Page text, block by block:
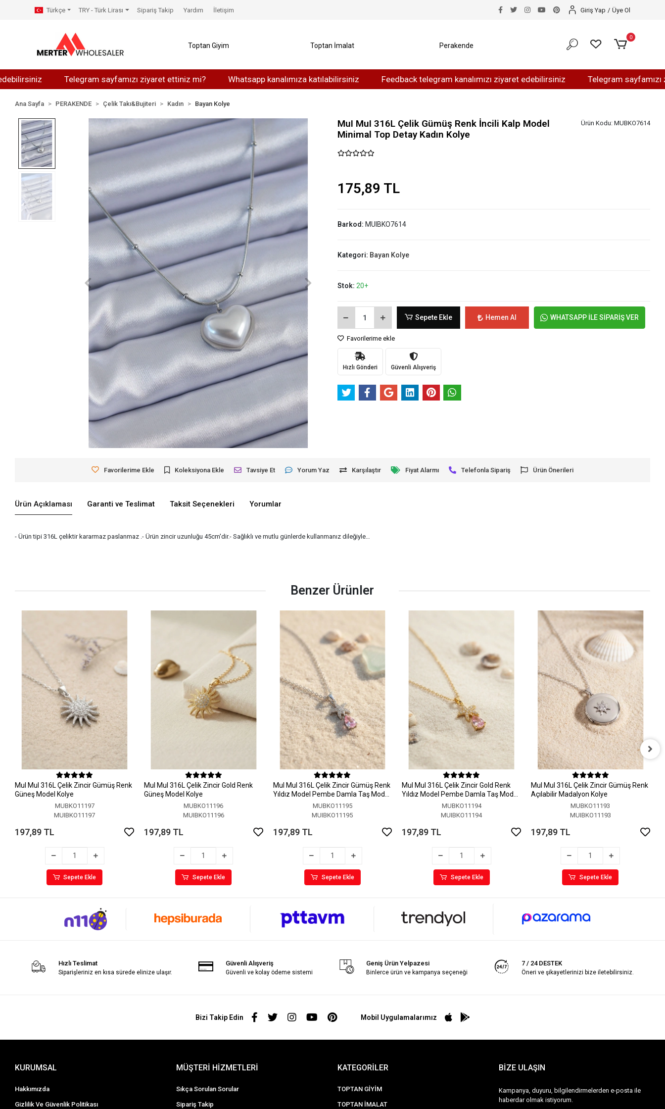
Telegram sayfamızı ziyaret ettiniz mi? Whatsapp kanalımıza katılabilirsiniz Feedback telegram kanalımızı ziyaret edebilirsiniz Telegram sayfamızı ziyaret
Türkçe TRY - Türk Lirası Sipariş Takip Yardım İletişim Giriş Yap / Üye Ol
Toptan Giyim Toptan İmalat Perakende
0
Ana Sayfa PERAKENDE Çelik Takı&Bujiteri Kadın Bayan Kolye
MuI MuI 316L Çelik Gümüş Renk İncili Kalp Model
Minimal Top Detay Kadın Kolye
Ürün Kodu: MUBKO7614
175,89 TL
Barkod: MUIBKO7614
Kategori: Bayan Kolye
Stok: 20+
Sepete Ekle Hemen Al WHATSAPP İLE SİPARİŞ VER
Favorilerime ekle
Hızlı Gönderi Güvenli Alışveriş
Favorilerime Ekle Koleksiyona Ekle Tavsiye Et Yorum Yaz Karşılaştır Fiyat Alarmı Telefonla Sipariş Ürün Önerileri
Ürün Açıklaması Garanti ve Teslimat Taksit Seçenekleri Yorumlar
- Ürün tipi 316L çeliktir kararmaz paslanmaz .- Ürün zincir uzunluğu 45cm'dir.- Sağlıklı ve mutlu günlerde kullanmanız dileğiyle…
Benzer Ürünler
MuI MuI 316L Çelik Zincir Gümüş Renk
Güneş Model Kolye
MUBKO11197
MUIBKO11197
197,89 TL
Sepete Ekle
MuI MuI 316L Çelik Zincir Gold Renk
Güneş Model Kolye
MUBKO11196
MUIBKO11196
197,89 TL
Sepete Ekle
MuI MuI 316L Çelik Zincir Gümüş Renk
Yıldız Model Pembe Damla Taş Model
MUBKO11195
MUIBKO11195
197,89 TL
Sepete Ekle
MuI MuI 316L Çelik Zincir Gold Renk
Yıldız Model Pembe Damla Taş Model
MUBKO11194
MUIBKO11194
197,89 TL
Sepete Ekle
MuI MuI 316L Çelik Zincir Gümüş Renk
Açılabilir Madalyon Kolye
MUBKO11193
MUIBKO11193
197,89 TL
Sepete Ekle
Hızlı Teslimat
Siparişleriniz en kısa sürede elinize ulaşır.
Güvenli Alışveriş
Güvenli ve kolay ödeme sistemi
Geniş Ürün Yelpazesi
Binlerce ürün ve kampanya seçeneği
7 / 24 DESTEK
Öneri ve şikayetlerinizi bize iletebilirsiniz.
Bizi Takip Edin Mobil Uygulamalarımız
KURUMSAL
Hakkımızda
Gizlilik Ve Güvenlik Politikası
MÜŞTERİ HİZMETLERİ
Sıkça Sorulan Sorular
Sipariş Takip
KATEGORİLER
TOPTAN GİYİM
TOPTAN İMALAT
BİZE ULAŞIN
Kampanya, duyuru, bilgilendirmelerden e-posta ile
haberdar olmak istiyorum.